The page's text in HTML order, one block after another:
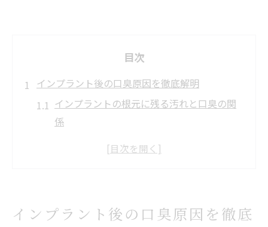
目次
インプラント後の口臭原因を徹底解明
インプラントの根元に残る汚れと口臭の関
係
インプラント治療後に臭いが発生する主な
インプラント周囲炎が招く腐敗臭のリスク
インプラント後の口臭原因を徹底